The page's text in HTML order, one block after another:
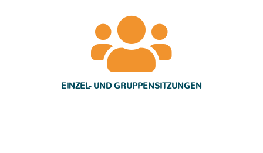
EINZEL- UND GRUPPENSITZUNGEN